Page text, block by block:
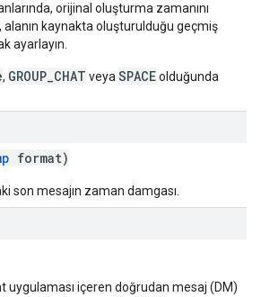
orijinal oluşturma zamanını
alanın kaynakta oluşturulduğu geçmiş
ayarlayın.
, GROUP_CHAT veya SPACEolduğunda
format)
son mesajın zaman damgası.
uygulaması içeren doğrudan mesaj (DM)